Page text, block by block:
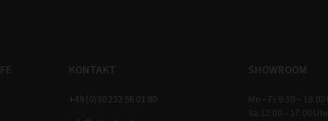
KONTAKT
+49 (0)30 232 56 01 80
SHOWROOM
Mo – Fr 9:30 – 18:00
Sa 12:00 – 17:00 Uhr